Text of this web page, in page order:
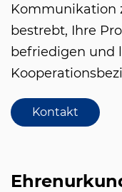
Kommunikation
bestrebt, Ihre
befriedigen und
Kontakt